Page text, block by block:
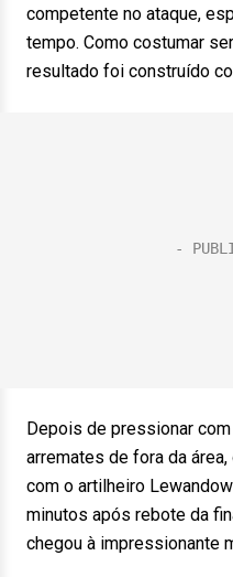
competente no ataque,
tempo. Como costumar
resultado foi construído
Depois de pressionar
arremates de fora da
com o artilheiro
minutos após rebote da
chegou à impressionante